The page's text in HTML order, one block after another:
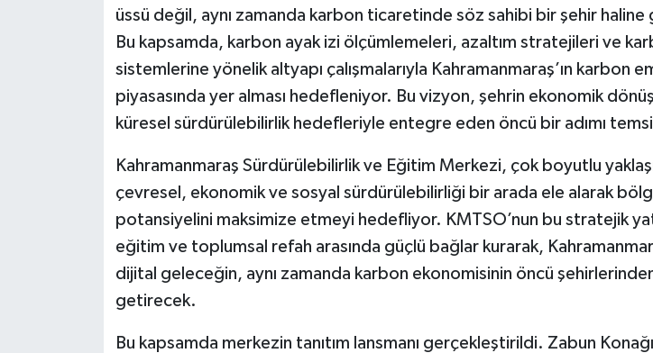
üssü değil, aynı zamanda karbon ticaretinde söz sahibi bir şehir
Bu kapsamda, karbon ayak izi ölçümlemeleri, azaltım stratejileri ve
sistemlerine yönelik altyapı çalışmalarıyla Kahramanmaraş’ın karbon
piyasasında yer alması hedefleniyor. Bu vizyon, şehrin ekonomik
küresel sürdürülebilirlik hedefleriyle entegre eden öncü bir adımı
Kahramanmaraş Sürdürülebilirlik ve Eğitim Merkezi, çok boyutlu
çevresel, ekonomik ve sosyal sürdürülebilirliği bir arada ele alarak
potansiyelini maksimize etmeyi hedefliyor. KMTSO’nun bu stratejik
eğitim ve toplumsal refah arasında güçlü bağlar kurarak,
dijital geleceğin, aynı zamanda karbon ekonomisinin öncü
getirecek.
Bu kapsamda merkezin tanıtım lansmanı gerçekleştirildi. Zabun